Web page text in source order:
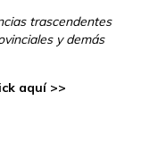
trascendentes
y demás
aquí >>